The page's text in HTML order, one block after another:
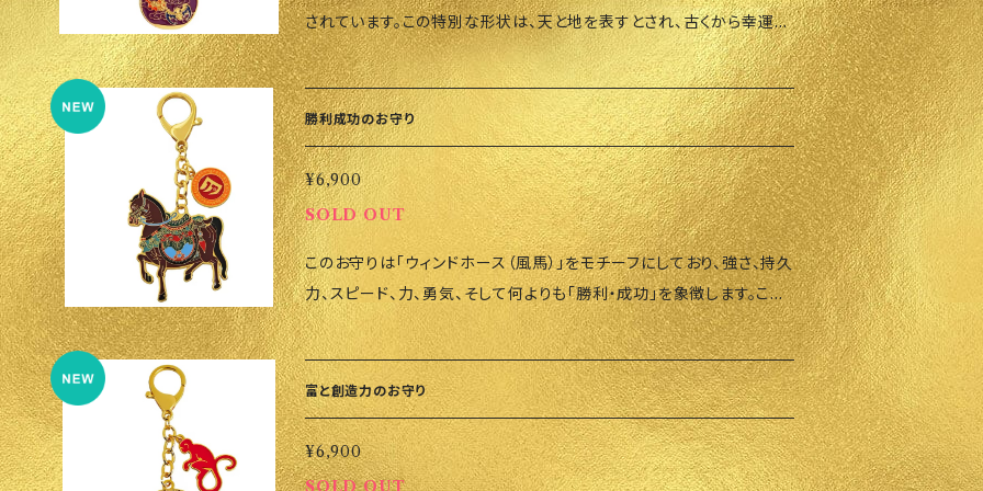
い。 • 貔貅を清潔に保ち、決して頭を玄関や窓の内側に向けないよ
うにしましょう。頭が外に向くことで、外部から財運を引き込むエネルギ
ーが最大化されます。 • 貔貅を高い位置ではなく、目線の高さや腰
の高さに置くと効果的です。 サイズ: 縦10.4cm × 横4.8cm × 高さ7.6c
m 重量: 422g ご注文いただいてから香港にオーダーをかけるので到
着まで2〜3週間かかります。ご了承ください。また、キャンセルポリシー
を必ずご確認ください。
されています。この特別な形状は、天と地を表すとされ、古くから幸運を
呼ぶシンボルとして人気があります。また、この商品には五福（五匹のコ
ウモリ）がデザインされており、それぞれ以下の「五つの福」を象徴して
います。コウモリは中国の皇帝の衣服にも描かれているほど幸運を呼
び込むと言われています。コウモリが住むお屋敷には大金が流れてくる
ともいわれています。 五福（五匹のコウモリ） 1. 寿（長寿）: 健康で長生
きすること。 2. 禄（繁栄）: 財運と成功を意味します。 3. 康（健康）: 心
身の健康を守ります。 4. 福（幸福）: 家庭や人間関係における幸福をも
たらします。 5. 徳（美徳）: 誠実さと調和を象徴します。 この風水グッズ
は、健康や幸福、繁栄を願う方に最適です。家庭や職場に飾ることで、運
気を高める効果が期待できます。ことしはフライングスター２の星が中
央にくることで大きな影響を持つので、ひょうたんは必須アイテムの一
つです。 ねずみ年、うし年、さる年、とり年、いぬ年、いのしし年の方は特
に持ち歩いていただきたいです。 使用方法: • 家やオフィスの星２
（健康運や財運エリア）に飾ると効果的です。 （より大きな効果を望む
方は青と紫のひょうたんペアの置物がありますので、 そちらをご自宅や
勝利成功のお守り
¥6,900
SOLD OUT
このお守りは「ウィンドホース（風馬）」をモチーフにしており、強さ、持久
力、スピード、力、勇気、そして何よりも「勝利・成功」を象徴します。この
キーホルダーには以下の3つのお守りが組み込まれています： • ビ
クトリー（勝利）お守り • ウィンドホース（モチベーションや強さ）お
守り • サクセス（成功）お守り これらのお守りは、目標、野望、夢を
実現するために必要なエネルギーを与えるとされています。2025年は
社会的地位を上げるパワーのある年ですが、それを強く望む方は風馬
のお守りや置物が必須です。 使用方法 • 毎日持ち歩くことで、心の
富と創造力のお守り
¥6,900
SOLD OUT